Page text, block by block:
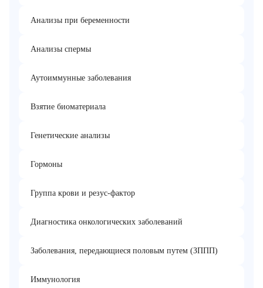
Анализы при беременности
Анализы спермы
Аутоиммунные заболевания
Взятие биоматериала
Генетические анализы
Гормоны
Группа крови и резус-фактор
Диагностика онкологических заболеваний
Заболевания, передающиеся половым путем (ЗППП)
Иммунология